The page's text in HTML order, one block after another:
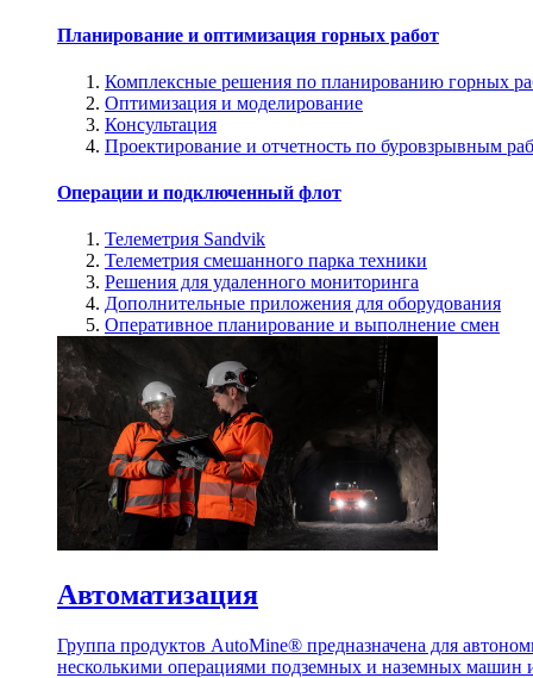
Планирование и оптимизация горных работ
Комплексные решения по планированию горных
Оптимизация и моделирование
Консультация
Проектирование и отчетность по буровзрывным
Операции и подключенный флот
Телеметрия Sandvik
Телеметрия смешанного парка техники
Решения для удаленного мониторинга
Дополнительные приложения для оборудования
Оперативное планирование и выполнение смен
Автоматизация
Группа продуктов AutoMine® предназначена для
несколькими операциями подземных и наземных машин